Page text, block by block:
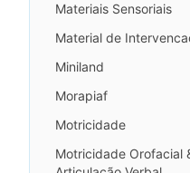
Materiais Sensoriais
Material de
Miniland
Morapiaf
Motricidade
Motricidade Orofacial